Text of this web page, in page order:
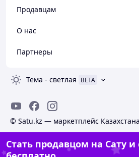
Продавцам
О нас
Партнеры
Тема - светлая BETA
© Satu.kz — маркетплейс
Стать продавцом на Сату и